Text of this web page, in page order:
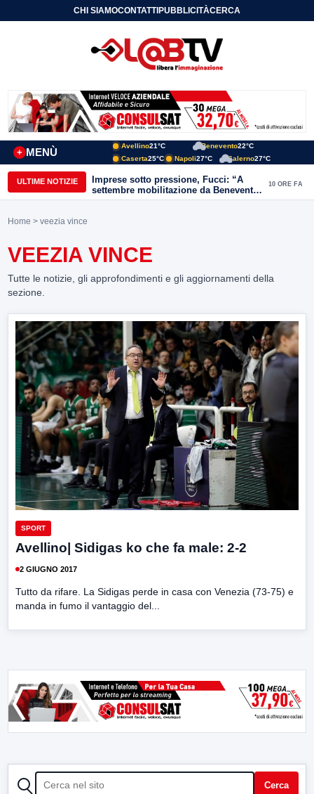
CHI SIAMOCONTATTIPUBBLICITÀCERCA
MENÙ
+
Avellino21°C Benevento22°C
Caserta25°C Napoli27°C Salerno27°C
ULTIME NOTIZIE
Imprese sotto pressione, Fucci: “A
settembre mobilitazione da Benevento
e Avellino”
10 ORE FA
Home > veezia vince
VEEZIA VINCE
Tutte le notizie, gli approfondimenti e gli aggiornamenti della
sezione.
SPORT
Avellino| Sidigas ko che fa male: 2-2
2 GIUGNO 2017
Tutto da rifare. La Sidigas perde in casa con Venezia (73-75) e
manda in fumo il vantaggio del...
CERCA Cerca